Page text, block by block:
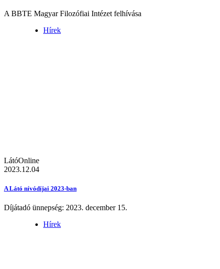
A BBTE Magyar Filozófiai Intézet felhívása
Hírek
LátóOnline
2023.12.04
A Látó nívódíjai 2023-ban
Díjátadó ünnepség: 2023. december 15.
Hírek